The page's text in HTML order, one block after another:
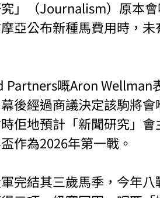
」（Journalism）原本
亞公布新種馬費用時，
嘅Aron Wellman
後經過商議決定該駒將會
佢地預計「新聞研究」會
作為2026年第一戰。
完結其三歲馬季，今年